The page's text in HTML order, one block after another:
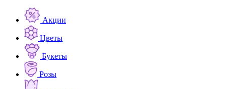
Акции
Цветы
Букеты
Розы